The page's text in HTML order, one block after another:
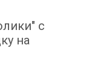
с
на